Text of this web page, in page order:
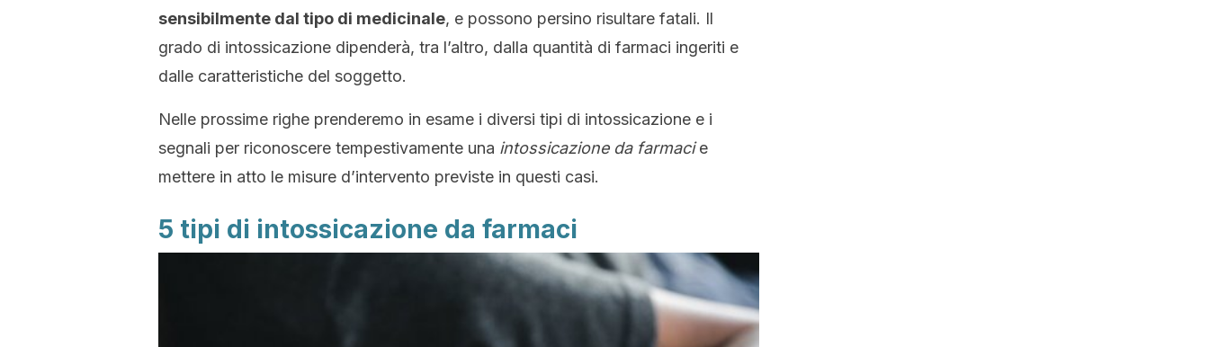
sensibilmente dal tipo di medicinale, e possono persino risultare fatali. Il
grado di intossicazione dipenderà, tra l’altro, dalla quantità di farmaci ingeriti e
dalle caratteristiche del soggetto.
Nelle prossime righe prenderemo in esame i diversi tipi di intossicazione e i
segnali per riconoscere tempestivamente una intossicazione da farmacie
mettere in atto le misure d’intervento previste in questi casi.
5 tipi di intossicazione da farmaci